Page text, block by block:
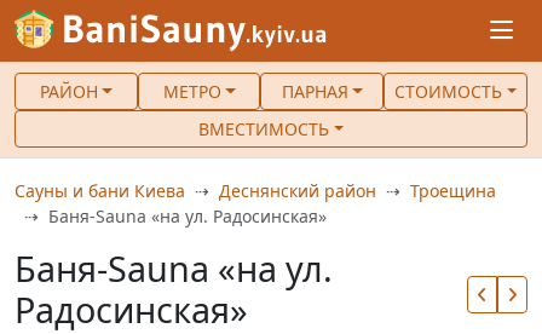
РАЙОН МЕТРО ПАРНАЯ
СТОИМОСТЬ
ВМЕСТИМОСТЬ
Сауны и бани Киева Деснянский район
Троещина
Баня-Sauna «на ул. Радосинская»
Баня-Sauna «на ул.
Радосинская»